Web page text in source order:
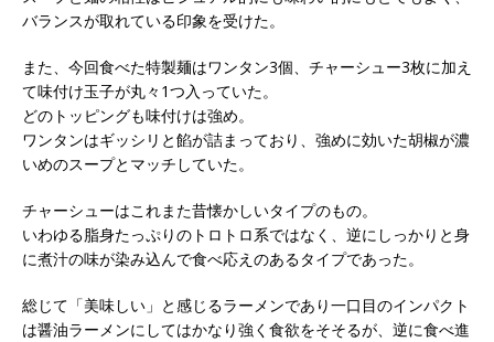
バランスが取れている印象を受けた。
また、今回食べた特製麺はワンタン3個、チャーシュー3枚に加え
て味付け玉子が丸々1つ入っていた。
どのトッピングも味付けは強め。
ワンタンはギッシリと餡が詰まっており、強めに効いた胡椒が濃
いめのスープとマッチしていた。
チャーシューはこれまた昔懐かしいタイプのもの。
いわゆる脂身たっぷりのトロトロ系ではなく、逆にしっかりと身
に煮汁の味が染み込んで食べ応えのあるタイプであった。
総じて「美味しい」と感じるラーメンであり一口目のインパクト
は醤油ラーメンにしてはかなり強く食欲をそそるが、逆に食べ進